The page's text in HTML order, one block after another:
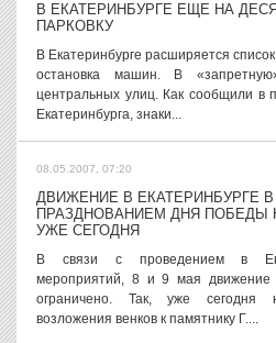
В ЕКАТЕРИНБУРГЕ ЕЩЕ НА
ПАРКОВКУ
В Екатеринбурге расширяется
остановка машин. В
центральных улиц. Как сообщили в
Екатеринбурга, знаки...
08.05.2007, 07:20
ДВИЖЕНИЕ В ЕКАТЕРИНБУРГЕ
ПРАЗДНОВАНИЕМ ДНЯ ПОБЕДЫ
УЖЕ СЕГОДНЯ
В связи с проведением в
мероприятий, 8 и 9 мая движение
ограничено. Так, уже сегодня
возложения венков к памятнику Г....